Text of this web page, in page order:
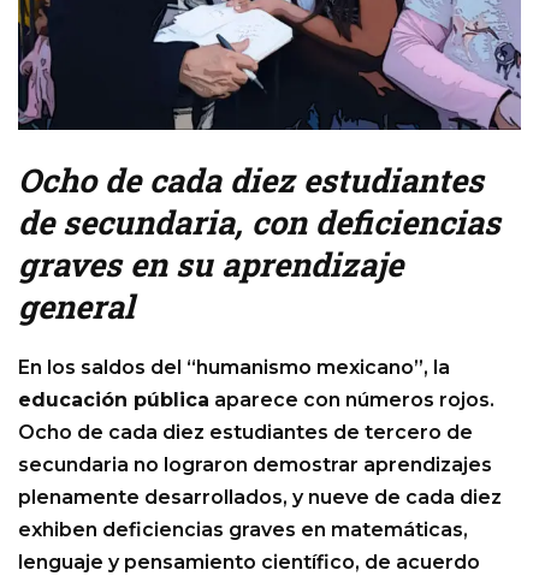
Ocho de cada diez estudiantes
de secundaria, con deficiencias
graves en su aprendizaje
general
En los saldos del “humanismo mexicano”, la
educación pública aparece con números rojos.
Ocho de cada diez estudiantes de tercero de
secundaria no lograron demostrar aprendizajes
plenamente desarrollados, y nueve de cada diez
exhiben deficiencias graves en matemáticas,
lenguaje y pensamiento científico, de acuerdo